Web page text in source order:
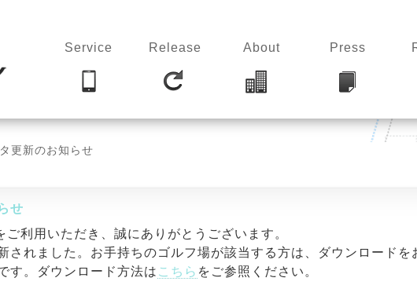
Service Release About Press
更新のお知らせ
せ
ご利用いただき、誠にありがとうございます。
されました。お手持ちのゴルフ場が該当する方は、ダウンロード
す。ダウンロード方法は こちら をご参照ください。